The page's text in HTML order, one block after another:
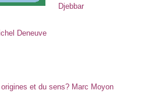
Djebbar
Deneuve
et du sens? Marc Moyon